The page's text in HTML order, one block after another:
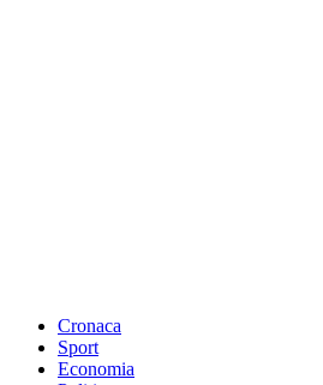
Cronaca
Sport
Economia